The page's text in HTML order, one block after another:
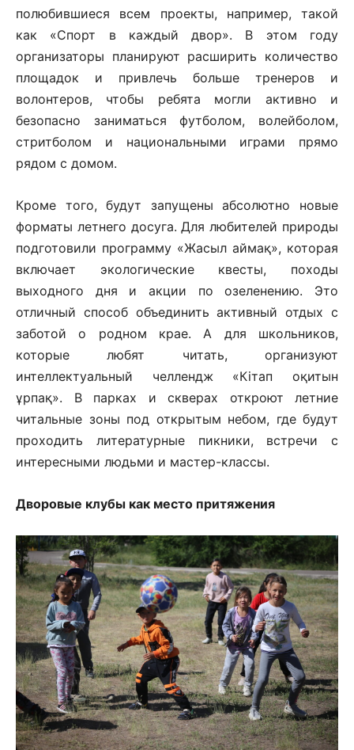
полюбившиеся всем проекты, например, такой
как «Спорт в каждый двор». В этом году
организаторы планируют расширить количество
площадок и привлечь больше тренеров и
волонтеров, чтобы ребята могли активно и
безопасно заниматься футболом, волейболом,
стритболом и национальными играми прямо
рядом с домом.
Кроме того, будут запущены абсолютно новые
форматы летнего досуга. Для любителей природы
подготовили программу «Жасыл аймақ», которая
включает экологические квесты, походы
выходного дня и акции по озеленению. Это
отличный способ объединить активный отдых с
заботой о родном крае. А для школьников,
которые любят читать, организуют
интеллектуальный челлендж «Кітап оқитын
ұрпақ». В парках и скверах откроют летние
читальные зоны под открытым небом, где будут
проходить литературные пикники, встречи с
интересными людьми и мастер-классы.
Дворовые клубы как место притяжения